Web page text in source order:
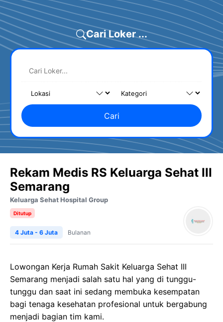
Cari Loker ...
Cari
Rekam Medis RS Keluarga Sehat III
Semarang
Keluarga Sehat Hospital Group
Ditutup
4 Juta - 6 Juta Bulanan
Lowongan Kerja Rumah Sakit Keluarga Sehat III
Semarang menjadi salah satu hal yang di tunggu-
tunggu dan saat ini sedang membuka kesempatan
bagi tenaga kesehatan profesional untuk bergabung
menjadi bagian tim kami.